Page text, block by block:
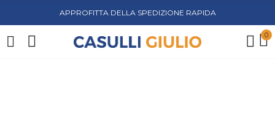
APPROFITTA DELLA SPEDIZIONE RAPIDA
0